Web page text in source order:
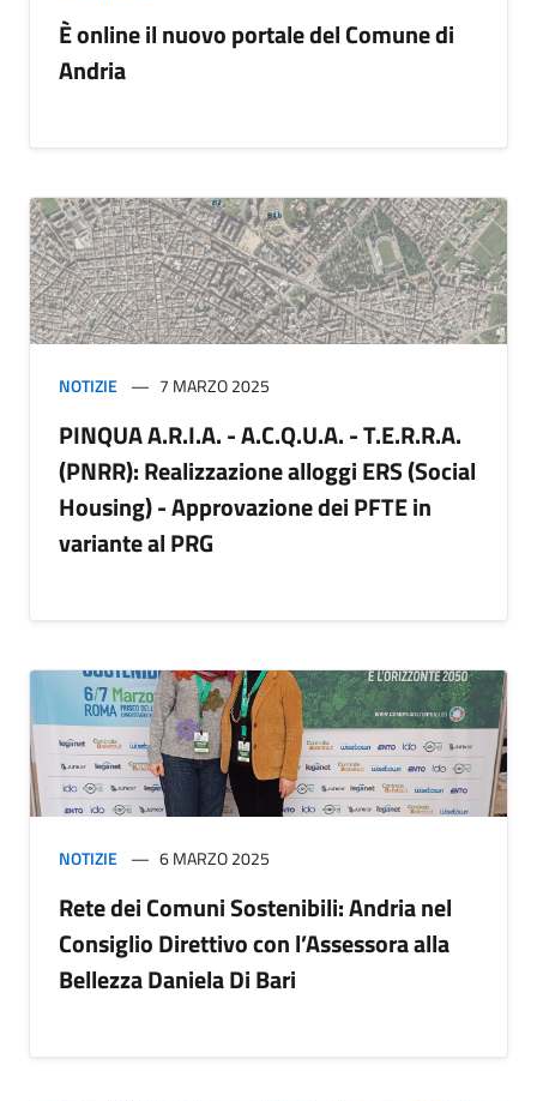
È online il nuovo portale del Comune di
Andria
NOTIZIE 7 MARZO 2025
PINQUA A.R.I.A. - A.C.Q.U.A. - T.E.R.R.A.
(PNRR): Realizzazione alloggi ERS (Social
Housing) - Approvazione dei PFTE in
variante al PRG
NOTIZIE 6 MARZO 2025
Rete dei Comuni Sostenibili: Andria nel
Consiglio Direttivo con l’Assessora alla
Bellezza Daniela Di Bari